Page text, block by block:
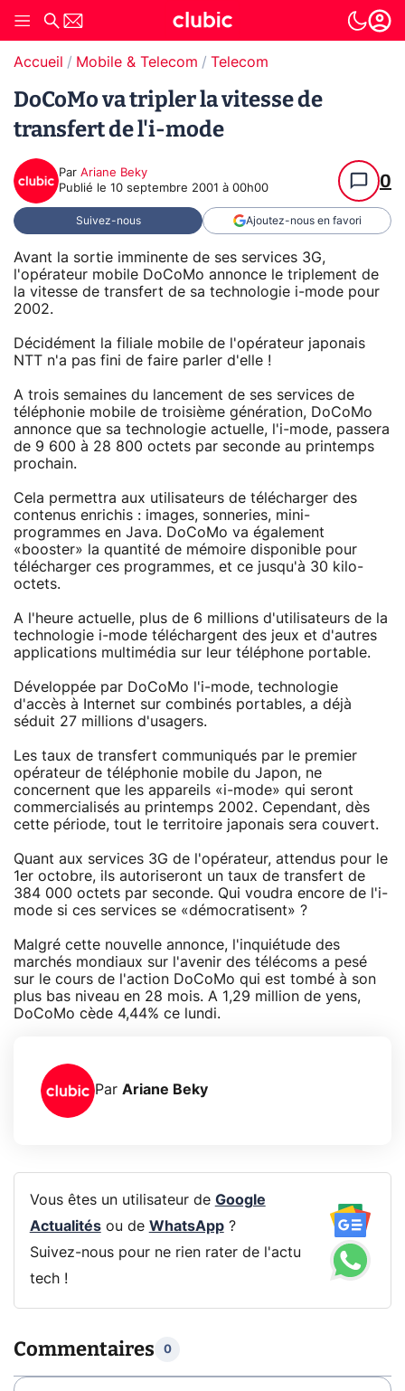
Accueil Mobile & Telecom Telecom
DoCoMo va tripler la vitesse de
transfert de l'i-mode
Par Ariane Beky
Publié le 10 septembre 2001 à 00h00 0
Suivez-nous Ajoutez-nous en favori
Avant la sortie imminente de ses services 3G,
l'opérateur mobile DoCoMo annonce le triplement de
la vitesse de transfert de sa technologie i-mode pour
2002.
Décidément la filiale mobile de l'opérateur japonais
NTT n'a pas fini de faire parler d'elle !
A trois semaines du lancement de ses services de
téléphonie mobile de troisième génération, DoCoMo
annonce que sa technologie actuelle, l'i-mode, passera
de 9 600 à 28 800 octets par seconde au printemps
prochain.
Cela permettra aux utilisateurs de télécharger des
contenus enrichis : images, sonneries, mini-
programmes en Java. DoCoMo va également
«booster» la quantité de mémoire disponible pour
télécharger ces programmes, et ce jusqu'à 30 kilo-
octets.
A l'heure actuelle, plus de 6 millions d'utilisateurs de la
technologie i-mode téléchargent des jeux et d'autres
applications multimédia sur leur téléphone portable.
Développée par DoCoMo l'i-mode, technologie
d'accès à Internet sur combinés portables, a déjà
séduit 27 millions d'usagers.
Les taux de transfert communiqués par le premier
opérateur de téléphonie mobile du Japon, ne
concernent que les appareils «i-mode» qui seront
commercialisés au printemps 2002. Cependant, dès
cette période, tout le territoire japonais sera couvert.
Quant aux services 3G de l'opérateur, attendus pour le
1er octobre, ils autoriseront un taux de transfert de
384 000 octets par seconde. Qui voudra encore de l'i-
mode si ces services se «démocratisent» ?
Malgré cette nouvelle annonce, l'inquiétude des
marchés mondiaux sur l'avenir des télécoms a pesé
sur le cours de l'action DoCoMo qui est tombé à son
plus bas niveau en 28 mois. A 1,29 million de yens,
DoCoMo cède 4,44% ce lundi.
Par Ariane Beky
Vous êtes un utilisateur de Google
Actualitésou de WhatsApp?
Suivez-nous pour ne rien rater de l'actu
tech !
Commentaires 0